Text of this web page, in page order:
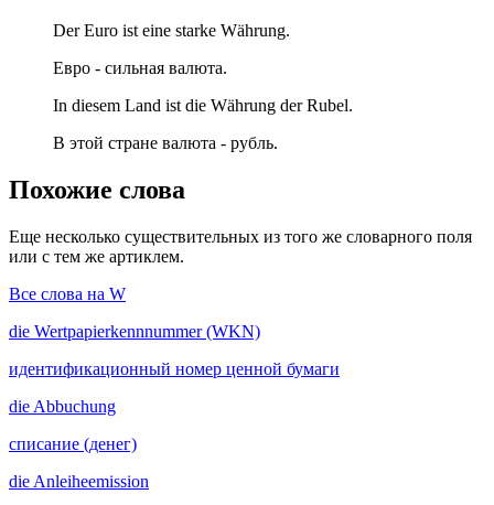
Der Euro ist eine starke Währung.
Евро - сильная валюта.
In diesem Land ist die Währung der Rubel.
В этой стране валюта - рубль.
Похожие слова
Еще несколько существительных из того же словарного поля
или с тем же артиклем.
Все слова на W
die Wertpapierkennnummer (WKN)
идентификационный номер ценной бумаги
die Abbuchung
списание (денег)
die Anleiheemission